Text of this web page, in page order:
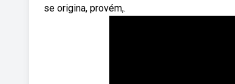
se origina, provém,.